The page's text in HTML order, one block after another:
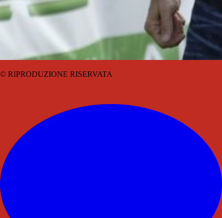
© RIPRODUZIONE RISERVATA